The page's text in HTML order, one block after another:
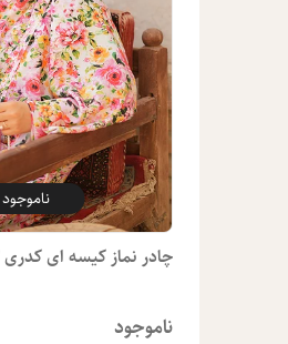
ناموجود
چادر نماز کیسه ای کدری 33
ناموجود